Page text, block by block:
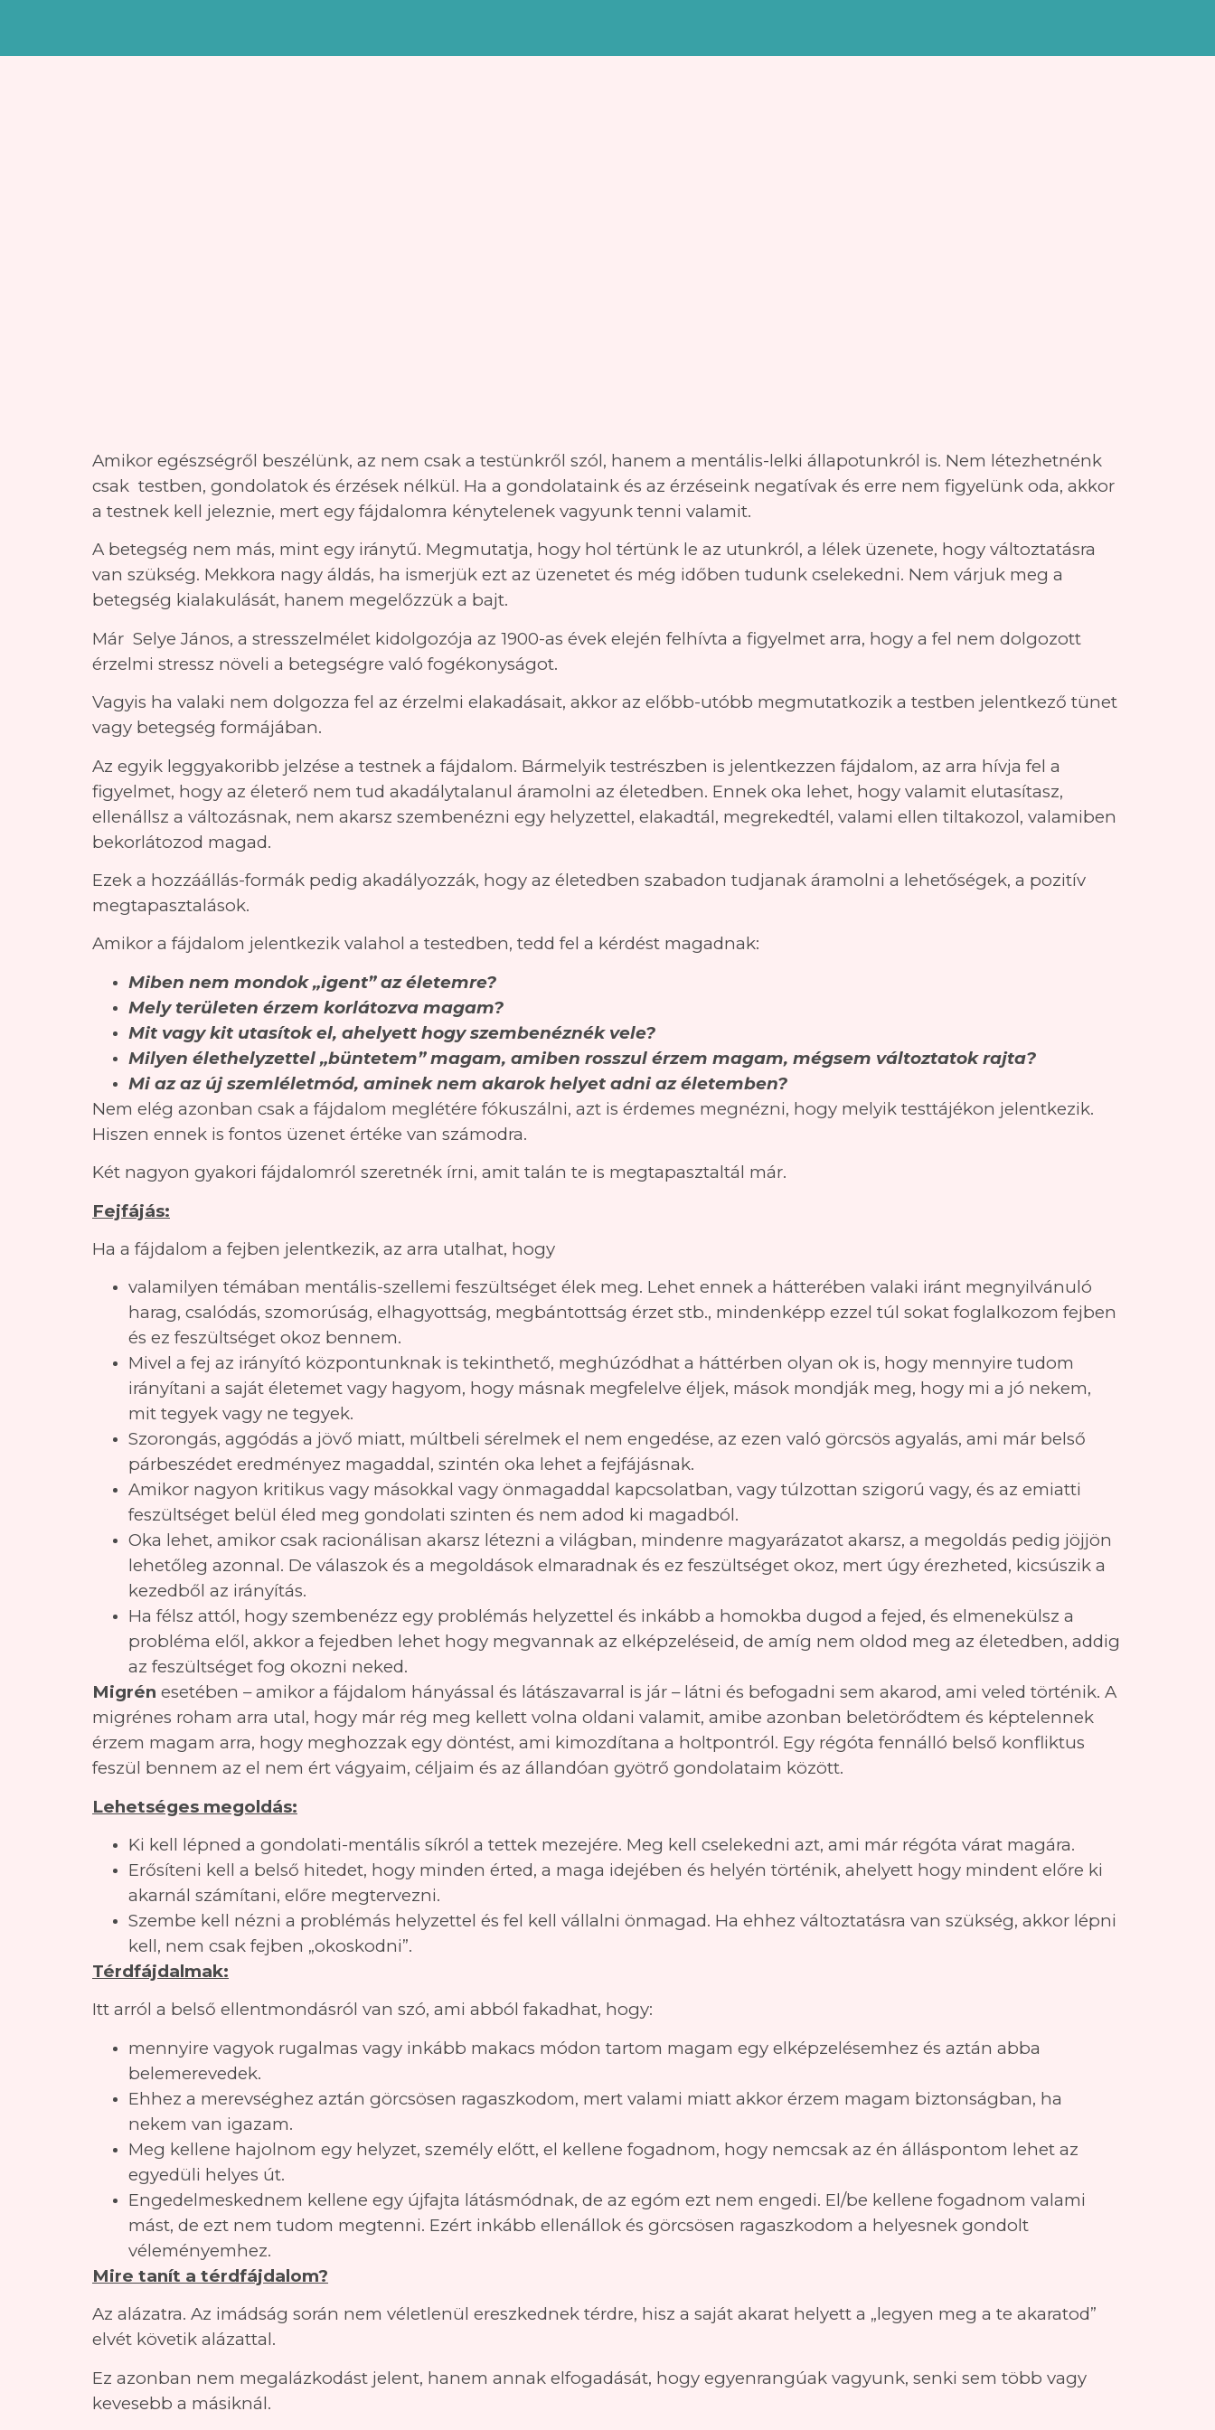
Amikor egészségről beszélünk, az nem csak a testünkről szól, hanem a mentális-lelki állapotunkról is. Nem létezhetnénk
csak testben, gondolatok és érzések nélkül. Ha a gondolataink és az érzéseink negatívak és erre nem figyelünk oda, akkor
a testnek kell jeleznie, mert egy fájdalomra kénytelenek vagyunk tenni valamit.
A betegség nem más, mint egy iránytű. Megmutatja, hogy hol tértünk le az utunkról, a lélek üzenete, hogy változtatásra
van szükség. Mekkora nagy áldás, ha ismerjük ezt az üzenetet és még időben tudunk cselekedni. Nem várjuk meg a
betegség kialakulását, hanem megelőzzük a bajt.
Már Selye János, a stresszelmélet kidolgozója az 1900-as évek elején felhívta a figyelmet arra, hogy a fel nem dolgozott
érzelmi stressz növeli a betegségre való fogékonyságot.
Vagyis ha valaki nem dolgozza fel az érzelmi elakadásait, akkor az előbb-utóbb megmutatkozik a testben jelentkező tünet
vagy betegség formájában.
Az egyik leggyakoribb jelzése a testnek a fájdalom. Bármelyik testrészben is jelentkezzen fájdalom, az arra hívja fel a
figyelmet, hogy az életerő nem tud akadálytalanul áramolni az életedben. Ennek oka lehet, hogy valamit elutasítasz,
ellenállsz a változásnak, nem akarsz szembenézni egy helyzettel, elakadtál, megrekedtél, valami ellen tiltakozol, valamiben
bekorlátozod magad.
Ezek a hozzáállás-formák pedig akadályozzák, hogy az életedben szabadon tudjanak áramolni a lehetőségek, a pozitív
megtapasztalások.
Amikor a fájdalom jelentkezik valahol a testedben, tedd fel a kérdést magadnak:
Miben nem mondok „igent” az életemre?
Mely területen érzem korlátozva magam?
Mit vagy kit utasítok el, ahelyett hogy szembenéznék vele?
Milyen élethelyzettel „büntetem” magam, amiben rosszul érzem magam, mégsem változtatok rajta?
Mi az az új szemléletmód, aminek nem akarok helyet adni az életemben?
Nem elég azonban csak a fájdalom meglétére fókuszálni, azt is érdemes megnézni, hogy melyik testtájékon jelentkezik.
Hiszen ennek is fontos üzenet értéke van számodra.
Két nagyon gyakori fájdalomról szeretnék írni, amit talán te is megtapasztaltál már.
Fejfájás:
Ha a fájdalom a fejben jelentkezik, az arra utalhat, hogy
valamilyen témában mentális-szellemi feszültséget élek meg. Lehet ennek a hátterében valaki iránt megnyilvánuló
harag, csalódás, szomorúság, elhagyottság, megbántottság érzet stb., mindenképp ezzel túl sokat foglalkozom fejben
és ez feszültséget okoz bennem.
Mivel a fej az irányító központunknak is tekinthető, meghúzódhat a háttérben olyan ok is, hogy mennyire tudom
irányítani a saját életemet vagy hagyom, hogy másnak megfelelve éljek, mások mondják meg, hogy mi a jó nekem,
mit tegyek vagy ne tegyek.
Szorongás, aggódás a jövő miatt, múltbeli sérelmek el nem engedése, az ezen való görcsös agyalás, ami már belső
párbeszédet eredményez magaddal, szintén oka lehet a fejfájásnak.
Amikor nagyon kritikus vagy másokkal vagy önmagaddal kapcsolatban, vagy túlzottan szigorú vagy, és az emiatti
feszültséget belül éled meg gondolati szinten és nem adod ki magadból.
Oka lehet, amikor csak racionálisan akarsz létezni a világban, mindenre magyarázatot akarsz, a megoldás pedig jöjjön
lehetőleg azonnal. De válaszok és a megoldások elmaradnak és ez feszültséget okoz, mert úgy érezheted, kicsúszik a
kezedből az irányítás.
Ha félsz attól, hogy szembenézz egy problémás helyzettel és inkább a homokba dugod a fejed, és elmenekülsz a
probléma elől, akkor a fejedben lehet hogy megvannak az elképzeléseid, de amíg nem oldod meg az életedben, addig
az feszültséget fog okozni neked.
Migrén esetében – amikor a fájdalom hányással és látászavarral is jár – látni és befogadni sem akarod, ami veled történik. A
migrénes roham arra utal, hogy már rég meg kellett volna oldani valamit, amibe azonban beletörődtem és képtelennek
érzem magam arra, hogy meghozzak egy döntést, ami kimozdítana a holtpontról. Egy régóta fennálló belső konfliktus
feszül bennem az el nem ért vágyaim, céljaim és az állandóan gyötrő gondolataim között.
Lehetséges megoldás:
Ki kell lépned a gondolati-mentális síkról a tettek mezejére. Meg kell cselekedni azt, ami már régóta várat magára.
Erősíteni kell a belső hitedet, hogy minden érted, a maga idejében és helyén történik, ahelyett hogy mindent előre ki
akarnál számítani, előre megtervezni.
Szembe kell nézni a problémás helyzettel és fel kell vállalni önmagad. Ha ehhez változtatásra van szükség, akkor lépni
kell, nem csak fejben „okoskodni”.
Térdfájdalmak:
Itt arról a belső ellentmondásról van szó, ami abból fakadhat, hogy:
mennyire vagyok rugalmas vagy inkább makacs módon tartom magam egy elképzelésemhez és aztán abba
belemerevedek.
Ehhez a merevséghez aztán görcsösen ragaszkodom, mert valami miatt akkor érzem magam biztonságban, ha
nekem van igazam.
Meg kellene hajolnom egy helyzet, személy előtt, el kellene fogadnom, hogy nemcsak az én álláspontom lehet az
egyedüli helyes út.
Engedelmeskednem kellene egy újfajta látásmódnak, de az egóm ezt nem engedi. El/be kellene fogadnom valami
mást, de ezt nem tudom megtenni. Ezért inkább ellenállok és görcsösen ragaszkodom a helyesnek gondolt
véleményemhez.
Mire tanít a térdfájdalom?
Az alázatra. Az imádság során nem véletlenül ereszkednek térdre, hisz a saját akarat helyett a „legyen meg a te akaratod”
elvét követik alázattal.
Ez azonban nem megalázkodást jelent, hanem annak elfogadását, hogy egyenrangúak vagyunk, senki sem több vagy
kevesebb a másiknál.